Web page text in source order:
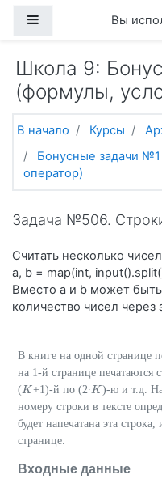
Боковая панель
Вы
Школа 9:
(формулы,
В начало Курсы
Бонусные задачи
оператор)
Задача №506.
Считать несколько
a, b = map(int,
Вместо a и b может
количество чисел через
В книге на одной странице
на 1-й странице печатаются
(K
K +1)-й по (2∙K
K )-ю и т.д.
номеру строки в тексте
будет напечатана эта
странице.
Входные данные